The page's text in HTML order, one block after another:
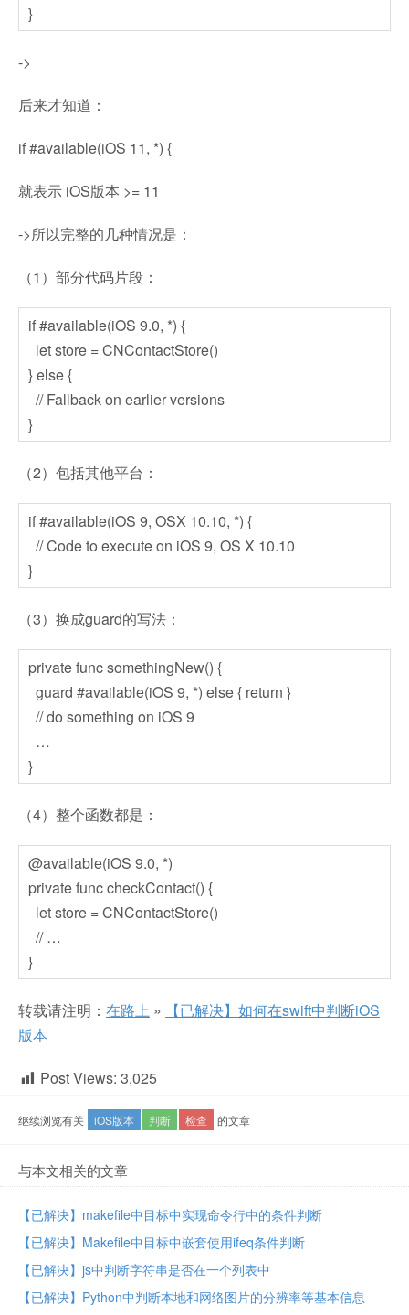
}
->
后来才知道：
if #available(iOS 11, *) {
就表示 iOS版本 >= 11
->所以完整的几种情况是：
（1）部分代码片段：
if #available(iOS 9.0, *) {
let store = CNContactStore()
} else {
// Fallback on earlier versions
}
（2）包括其他平台：
if #available(iOS 9, OSX 10.10, *) {
// Code to execute on iOS 9, OS X 10.10
}
（3）换成guard的写法：
private func somethingNew() {
guard #available(iOS 9, *) else { return }
// do something on iOS 9
…
}
（4）整个函数都是：
@available(iOS 9.0, *)
private func checkContact() {
let store = CNContactStore()
// …
}
转载请注明： 在路上 »
【已解决】如何在swift中判断iOS
版本
Post Views: 3,025
继续浏览有关 iOS版本 判断 检查 的文章
与本文相关的文章
【已解决】makefile中目标中实现命令行中的条件判断
【已解决】Makefile中目标中嵌套使用ifeq条件判断
【已解决】js中判断字符串是否在一个列表中
【已解决】Python中判断本地和网络图片的分辨率等基本信息